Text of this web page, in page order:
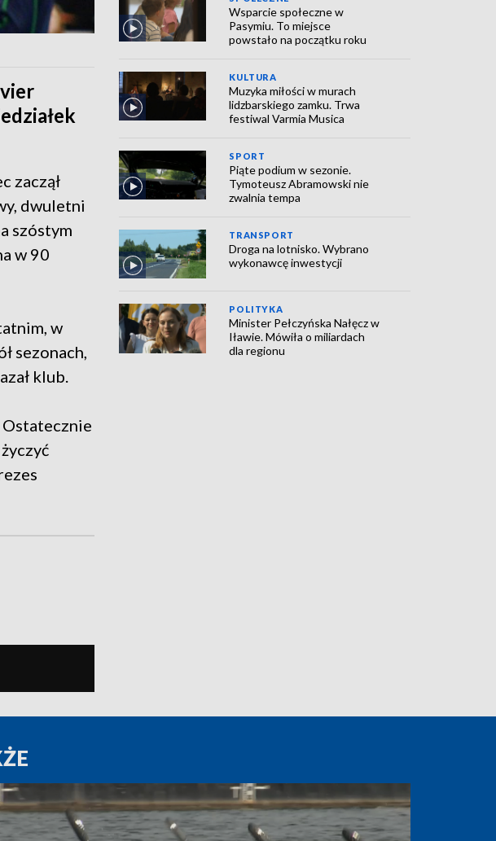
zaczął
dwuletni
szóstym
w 90
w
sezonach,
klub.
Wsparcie społeczne w
Pasymiu. To miejsce
powstało na początku roku
KULTURA
Muzyka miłości w murach
lidzbarskiego zamku. Trwa
festiwal Varmia Musica
SPORT
Piąte podium w sezonie.
Tymoteusz Abramowski nie
zwalnia tempa
TRANSPORT
Droga na lotnisko. Wybrano
wykonawcę inwestycji
POLITYKA
Minister Pełczyńska Nałęcz w
Iławie. Mówiła o miliardach
dla regionu